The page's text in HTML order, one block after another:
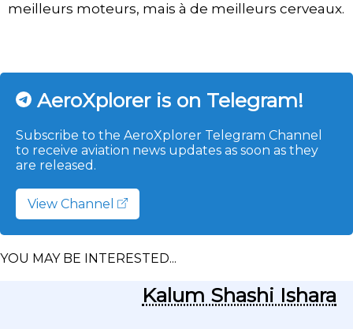
meilleurs moteurs, mais à de meilleurs cerveaux.
AeroXplorer is on Telegram!
Subscribe to the AeroXplorer Telegram Channel
to receive aviation news updates as soon as they
are released.
View Channel
YOU MAY BE INTERESTED...
Kalum Shashi Ishara